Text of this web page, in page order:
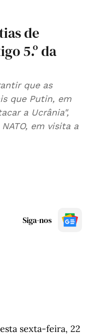
de
5.º da
que as
que Putin, em
a Ucrânia",
em visita a
Siga-nos
sexta-feira, 22